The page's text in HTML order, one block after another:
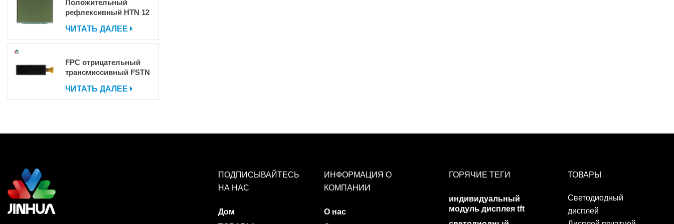
Положительный
рефлексивный HTN 12
-дисплей
ЧИТАТЬ ДАЛЕЕ
FPC отрицательный
трансмиссивный FSTN
-экран с IC
ЧИТАТЬ ДАЛЕЕ
ПОДПИСЫВАЙТЕСЬ
НА НАС
Дом
ИНФОРМАЦИЯ О
КОМПАНИИ
О нас
ГОРЯЧИЕ ТЕГИ
индивидуальный
модуль дисплея tft
ТОВАРЫ
Светодиодный
дисплей